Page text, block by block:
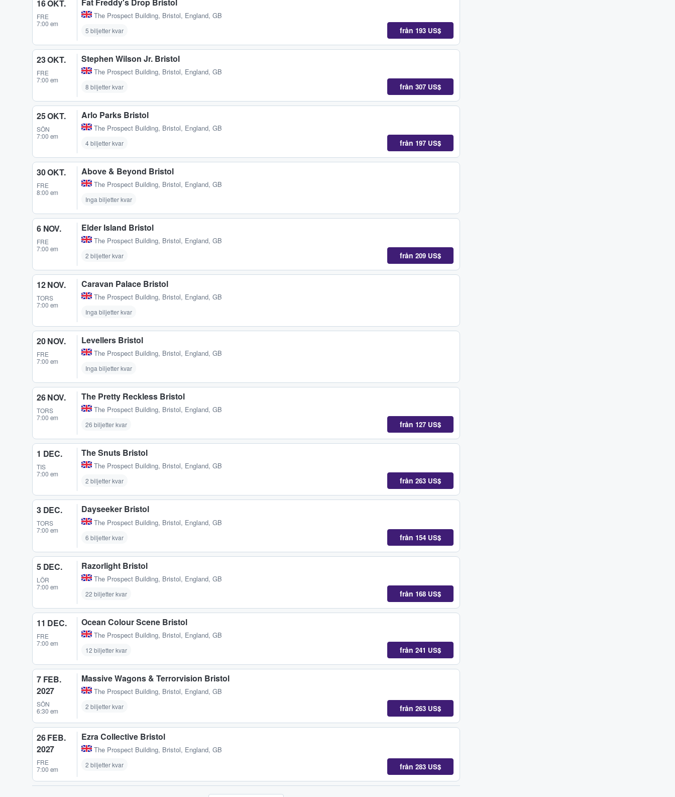
16 OKT.
FRE
7:00 em
The Prospect Building, Bristol, England, GB
5 biljetter kvar från 193 US$
23 OKT.
FRE
7:00 em
Stephen Wilson Jr. Bristol
The Prospect Building, Bristol, England, GB
8 biljetter kvar från 307 US$
25 OKT.
SÖN
7:00 em
Arlo Parks Bristol
The Prospect Building, Bristol, England, GB
4 biljetter kvar från 197 US$
30 OKT.
FRE
8:00 em
Above & Beyond Bristol
The Prospect Building, Bristol, England, GB
Inga biljetter kvar
6 NOV.
FRE
7:00 em
Elder Island Bristol
The Prospect Building, Bristol, England, GB
2 biljetter kvar från 209 US$
12 NOV.
TORS
7:00 em
Caravan Palace Bristol
The Prospect Building, Bristol, England, GB
Inga biljetter kvar
20 NOV.
FRE
7:00 em
Levellers Bristol
The Prospect Building, Bristol, England, GB
Inga biljetter kvar
26 NOV.
TORS
7:00 em
The Pretty Reckless Bristol
The Prospect Building, Bristol, England, GB
26 biljetter kvar från 127 US$
1 DEC.
TIS
7:00 em
The Snuts Bristol
The Prospect Building, Bristol, England, GB
2 biljetter kvar från 263 US$
3 DEC.
TORS
7:00 em
Dayseeker Bristol
The Prospect Building, Bristol, England, GB
6 biljetter kvar från 154 US$
5 DEC.
LÖR
7:00 em
Razorlight Bristol
The Prospect Building, Bristol, England, GB
22 biljetter kvar från 168 US$
11 DEC.
FRE
7:00 em
Ocean Colour Scene Bristol
The Prospect Building, Bristol, England, GB
12 biljetter kvar från 241 US$
7 FEB.
2027
SÖN
6:30 em
Massive Wagons & Terrorvision Bristol
The Prospect Building, Bristol, England, GB
2 biljetter kvar från 263 US$
26 FEB.
2027
FRE
7:00 em
Ezra Collective Bristol
The Prospect Building, Bristol, England, GB
2 biljetter kvar från 283 US$